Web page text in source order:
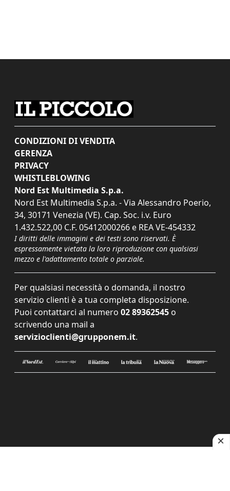
CONDIZIONI DI VENDITA
GERENZA
PRIVACY
WHISTLEBLOWING
Nord Est Multimedia S.p.a.
Nord Est Multimedia S.p.a. - Via Alessandro Poerio,
34, 30171 Venezia (VE). Cap. Soc. i.v. Euro
1.432.522,00 C.F. 05412000266 e REA VE-454332
I diritti delle immagini e dei testi sono riservati. È
espressamente vietata la loro riproduzione con qualsiasi
mezzo e l'adattamento totale o parziale.
Per qualsiasi necessità o domanda, il nostro
servizio clienti è a tua completa disposizione.
Puoi contattarci al numero 02 89362545 o
scrivendo una mail a
servizioclienti@grupponem.it.